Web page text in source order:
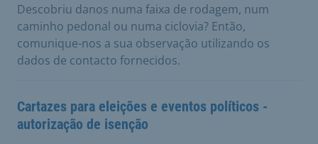
Descobriu danos numa faixa de rodagem, num
caminho pedonal ou numa ciclovia? Então,
comunique-nos a sua observação utilizando os
dados de contacto fornecidos.
Cartazes para eleições e eventos políticos -
autorização de isenção